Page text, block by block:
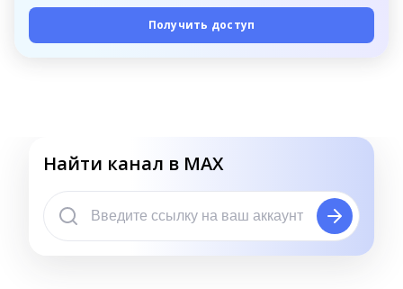
Получить доступ
Найти канал в MAX